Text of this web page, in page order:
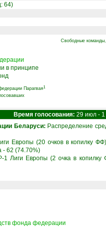
64)
Свободные
в принципе
Парагвая1
Время голосования: 29 июл - 1
Беларуси: Распределение
Европы (20 очков в копилку
- 62 (74.70%)
1 Лиги Европы (2 очка в
фонда федерации